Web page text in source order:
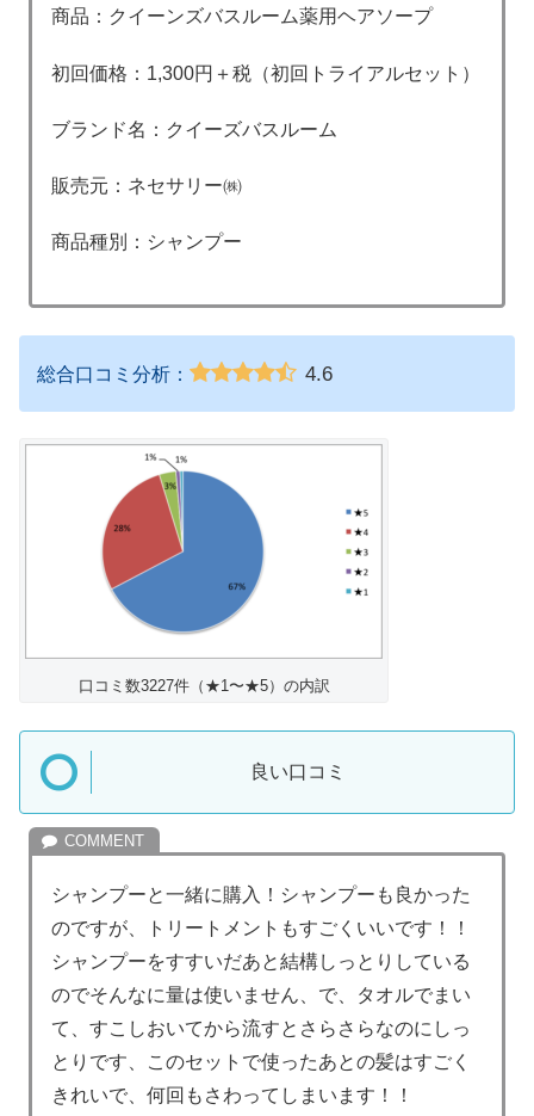
商品：クイーンズバスルーム薬用ヘアソープ
初回価格：1,300円＋税（初回トライアルセット）
ブランド名：クイーズバスルーム
販売元：ネセサリー㈱
商品種別：シャンプー
総合口コミ分析： 4.6
口コミ数3227件（★1〜★5）の内訳
良い口コミ
シャンプーと一緒に購入！シャンプーも良かった
のですが、トリートメントもすごくいいです！！
シャンプーをすすいだあと結構しっとりしている
のでそんなに量は使いません、で、タオルでまい
て、すこしおいてから流すとさらさらなのにしっ
とりです、このセットで使ったあとの髪はすごく
きれいで、何回もさわってしまいます！！